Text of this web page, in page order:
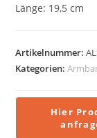
Länge: 19,5 cm
Artikelnummer:
Kategorien: